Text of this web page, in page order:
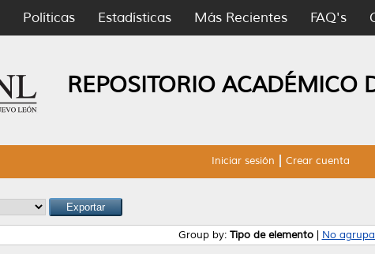
Políticas Estadísticas Más Recientes FAQ's
REPOSITORIO ACADÉMICO
Iniciar sesión Crear cuenta
Group by: Tipo de elemento| No